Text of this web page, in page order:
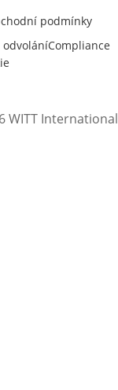
podmínky
odvoláníCompliance
WITT International